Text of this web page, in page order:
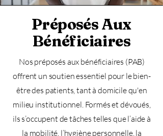
Préposés Aux
Bénéficiaires
Nos préposés aux bénéficiaires (PAB)
offrent un soutien essentiel pour le bien-
être des patients, tant à domicile qu'en
milieu institutionnel. Formés et dévoués,
ils s’occupent de tâches telles que l’aide à
la mobilité, l’hygiène personnelle, la